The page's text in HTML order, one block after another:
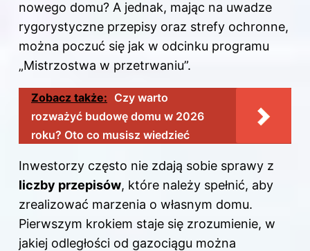
nowego domu? A jednak, mając na uwadze
rygorystyczne przepisy oraz strefy ochronne,
można poczuć się jak w odcinku programu
„Mistrzostwa w przetrwaniu”.
Zobacz także: Czy warto
rozważyć budowę domu w 2026
roku? Oto co musisz wiedzieć
Inwestorzy często nie zdają sobie sprawy z
liczby przepisów, które należy spełnić, aby
zrealizować marzenia o własnym domu.
Pierwszym krokiem staje się zrozumienie, w
jakiej odległości od gazociągu można